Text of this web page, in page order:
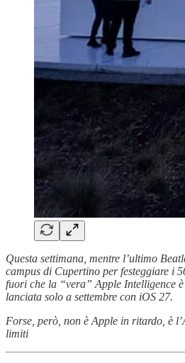
Questa settimana, mentre l’ultimo
campus di Cupertino per festeggiare i
fuori che la “vera” Apple Intelligence
lanciata solo a settembre con iOS 27.
Forse, però, non è Apple in ritardo, è
limiti